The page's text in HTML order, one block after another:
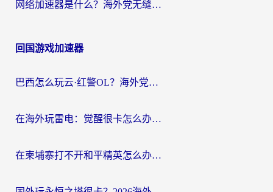
网络加速器是什么？海外党无缝刷剧、看NBA的实用指南
回国游戏加速器
巴西怎么玩云·红警OL？海外党国服游戏加速终极攻略（附非洲逆水寒&天下山海低延迟技巧）
在海外玩雷电：觉醒很卡怎么办？2026终极指南帮你告别延迟与卡顿
在柬埔寨打不开和平精英怎么办？海外党必看的国服游戏加速终极指南